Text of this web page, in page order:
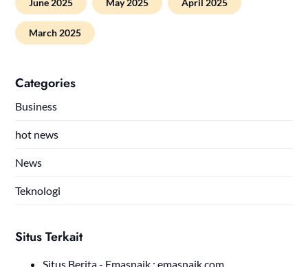
March 2025
Categories
Business
hot news
News
Teknologi
Situs Terkait
Situs Berita - Emasnaik :emasnaik.com